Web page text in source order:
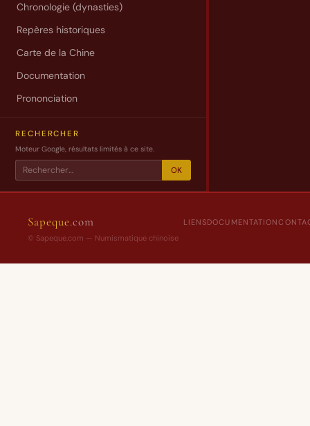
Chronologie (dynasties)
Repères historiques
Carte de la Chine
Documentation
Prononciation
RECHERCHER
Moteur Google, résultats limités à ce site.
OK
Sapeque.com LIENSDOCUMENTATION
© Sapeque.com — Numismatique chinoise